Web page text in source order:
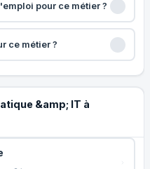
pour ce métier ?
ce métier ?
&amp; IT à